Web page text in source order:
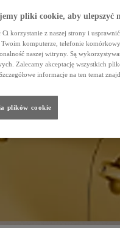
pliki cookie, aby ulepszyć
Ci korzystanie z naszej strony i
Twoim komputerze, telefonie
naszej witryny. Są
Zalecamy akceptację wszystkich
informacje na ten temat
plików cookie